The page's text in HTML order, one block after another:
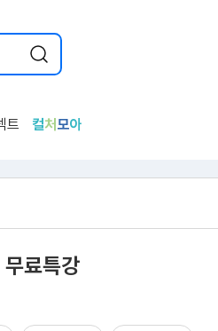
트 컬처 모아
료특강